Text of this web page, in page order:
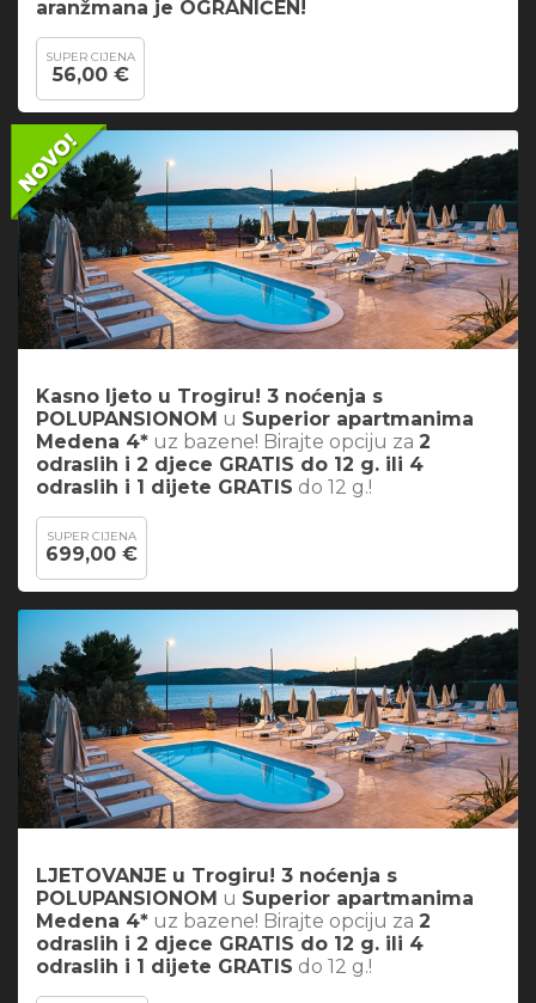
aranžmana je OGRANIČEN!
SUPER CIJENA
56,00 €
Kasno ljeto u Trogiru! 3 noćenja s
POLUPANSIONOM u Superior apartmanima
Medena 4* uz bazene! Birajte opciju za 2
odraslih i 2 djece GRATIS do 12 g. ili 4
odraslih i 1 dijete GRATIS do 12 g.!
SUPER CIJENA
699,00 €
LJETOVANJE u Trogiru! 3 noćenja s
POLUPANSIONOM u Superior apartmanima
Medena 4* uz bazene! Birajte opciju za 2
odraslih i 2 djece GRATIS do 12 g. ili 4
odraslih i 1 dijete GRATIS do 12 g.!